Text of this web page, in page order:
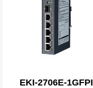
EKI-2706E-1GFPI